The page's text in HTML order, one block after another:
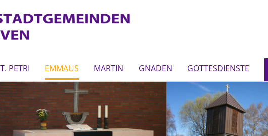
PETRI EMMAUS MARTIN GNADEN GOTTESDIENSTE